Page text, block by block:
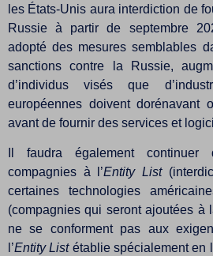
les États-Unis aura interdiction de
Russie à partir de septembre
adopté des mesures semblables
sanctions contre la Russie,
d’individus visés que
européennes doivent dorénavant
avant de fournir des services et
Il faudra également
compagnies à l’Entity List
certaines technologies
(compagnies qui seront ajoutées à
ne se conforment pas aux
l’Entity Listétablie spécialement en